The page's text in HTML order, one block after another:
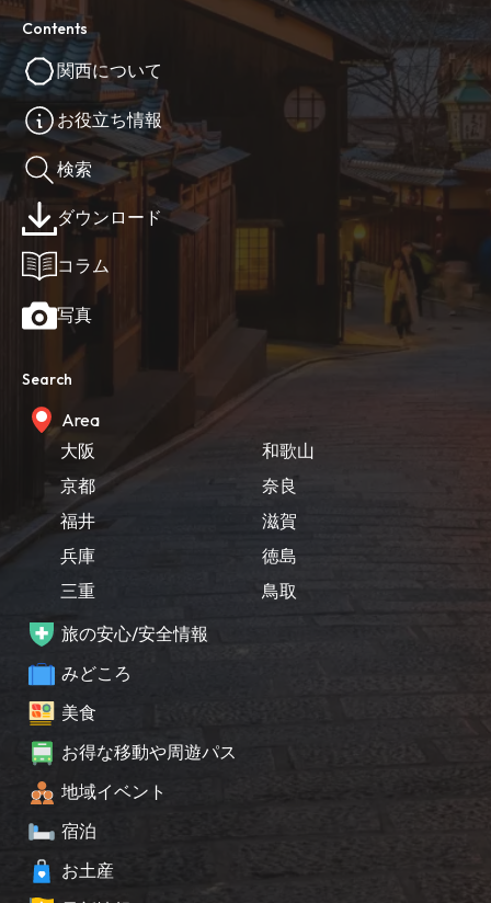
Contents
関西について
お役立ち情報
検索
ダウンロード
コラム
写真
Search
Area
大阪
京都
福井
兵庫
三重
和歌山
奈良
滋賀
徳島
鳥取
旅の安心/安全情報
みどころ
美食
お得な移動や周遊パス
地域イベント
宿泊
お土産